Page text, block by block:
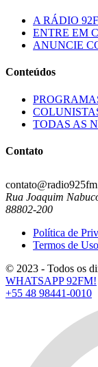
A RÁDIO
ENTRE EM
ANUNCIE
Conteúdos
TODAS AS
Contato
Rua Joaquim
88802-200
Política de
Termos de Uso
© 2023 - Todos os
WHATSAPP 92FM!
+55 48 98441-0010